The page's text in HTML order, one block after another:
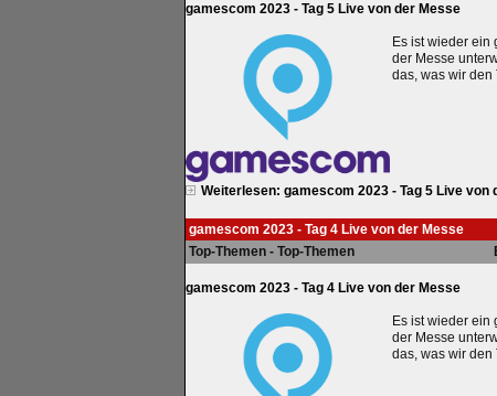
gamescom 2023 - Tag 5 Live von der Messe
Es ist wieder ein
der Messe
das, was wir den
Weiterlesen: gamescom 2023 - Tag 5 Live von
gamescom 2023 - Tag 4 Live von der Messe
Top-Themen - Top-Themen
gamescom 2023 - Tag 4 Live von der Messe
Es ist wieder ein
der Messe
das, was wir den